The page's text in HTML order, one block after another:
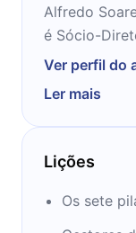
Alfredo
é Sócio-
commerce
um maior e
de seus
Ver perfil do
Ler mais
Lições
Os sete